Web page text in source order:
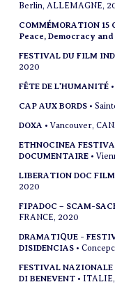
Berlin, ALLEMAGNE,
COMMÉMORATION
Peace, Democracy
FESTIVAL DU FILM
2020
FÊTE DE L'HUMANITÉ
CAP AUX BORDS •
DOXA • Vancouver,
ETHNOCINEA
DOCUMENTAIRE •
LIBERATION DOC
2020
FIPADOC – SCAM-
FRANCE, 2020
DRAMATIQUE -
DISIDENCIAS •
FESTIVAL NAZIONALE
DI BENEVENT •